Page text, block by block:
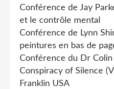
Conférence de Jay
et le contrôle mental
Conférence de Lynn
peintures en bas de
Conférence du Dr Colin
Conspiracy of Silence
Franklin USA